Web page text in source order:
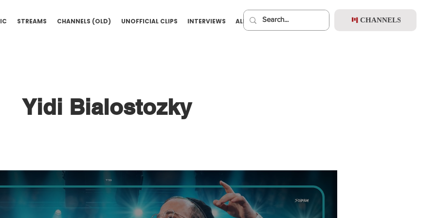
STREAMS CHANNELS (OLD) UNOFFICIAL CLIPS INTERVIEWS ALBUMS PREMIUM CHANNELS
Yidi Bialostozky